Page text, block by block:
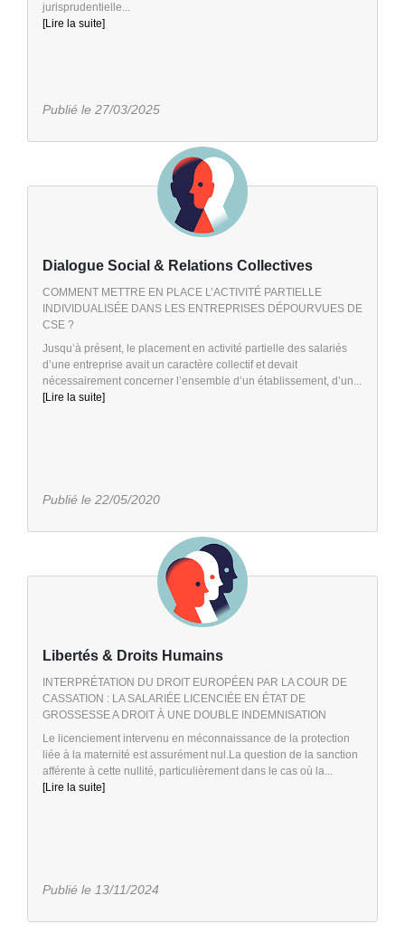
jurisprudentielle...
[Lire la suite]
Publié le 27/03/2025
Dialogue Social & Relations Collectives
COMMENT METTRE EN PLACE L’ACTIVITÉ PARTIELLE
INDIVIDUALISÉE DANS LES ENTREPRISES DÉPOURVUES DE
CSE ?
Jusqu’à présent, le placement en activité partielle des salariés
d’une entreprise avait un caractère collectif et devait
nécessairement concerner l’ensemble d’un établissement, d’un...
[Lire la suite]
Publié le 22/05/2020
Libertés & Droits Humains
INTERPRÉTATION DU DROIT EUROPÉEN PAR LA COUR DE
CASSATION : LA SALARIÉE LICENCIÉE EN ÉTAT DE
GROSSESSE A DROIT À UNE DOUBLE INDEMNISATION
Le licenciement intervenu en méconnaissance de la protection
liée à la maternité est assurément nul.La question de la sanction
afférente à cette nullité, particulièrement dans le cas où la...
[Lire la suite]
Publié le 13/11/2024